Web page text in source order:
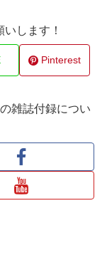
します！
Pinterest
雑誌付録につい